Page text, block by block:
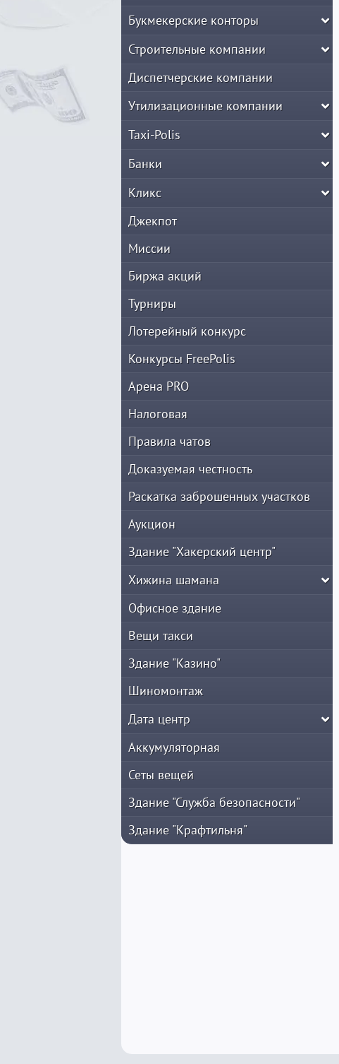
Букмекерские конторы
Строительные компании
Диспетчерские компании
Утилизационные компании
Taxi-Polis
Банки
Кликс
Джекпот
Миссии
Биржа акций
Турниры
Лотерейный конкурс
Конкурсы FreePolis
Арена PRO
Налоговая
Правила чатов
Доказуемая честность
Раскатка заброшенных участков
Аукцион
Здание "Хакерский центр"
Хижина шамана
Офисное здание
Вещи такси
Здание "Казино"
Шиномонтаж
Дата центр
Аккумуляторная
Сеты вещей
Здание "Служба безопасности"
Здание "Крафтильня"